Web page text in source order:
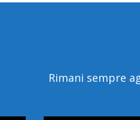
Rimani sempre